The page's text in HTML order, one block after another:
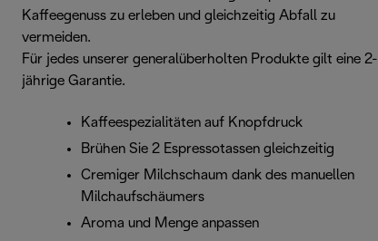
Kaffeegenuss zu erleben und gleichzeitig Abfall zu
vermeiden.
Für jedes unserer generalüberholten Produkte gilt eine 2-
jährige Garantie.
Kaffeespezialitäten auf Knopfdruck
Brühen Sie 2 Espressotassen gleichzeitig
Cremiger Milchschaum dank des manuellen
Milchaufschäumers
Aroma und Menge anpassen